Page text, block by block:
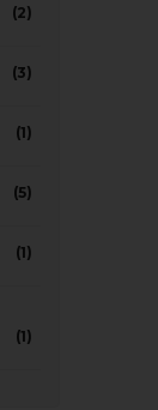
(2)
(3)
(1)
(5)
(1)
(1)